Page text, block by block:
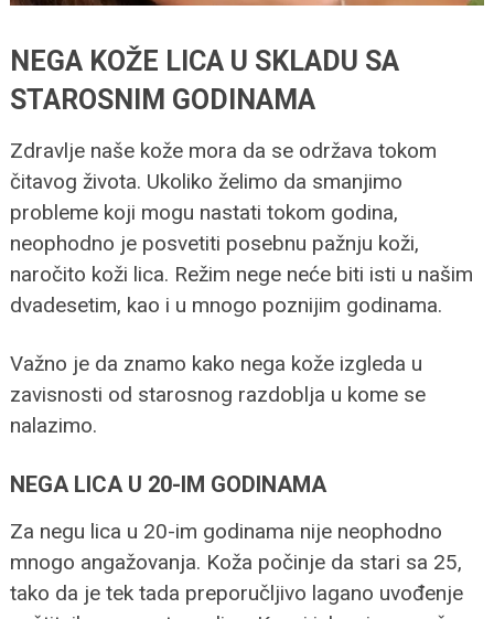
NEGA KOŽE LICA U SKLADU SA
STAROSNIM GODINAMA
Zdravlje naše kože mora da se održava tokom
čitavog života. Ukoliko želimo da smanjimo
probleme koji mogu nastati tokom godina,
neophodno je posvetiti posebnu pažnju koži,
naročito koži lica. Režim nege neće biti isti u našim
dvadesetim, kao i u mnogo poznijim godinama.
Važno je da znamo kako nega kože izgleda u
zavisnosti od starosnog razdoblja u kome se
nalazimo.
NEGA LICA U 20-IM GODINAMA
Za negu lica u 20-im godinama nije neophodno
mnogo angažovanja. Koža počinje da stari sa 25,
tako da je tek tada preporučljivo lagano uvođenje